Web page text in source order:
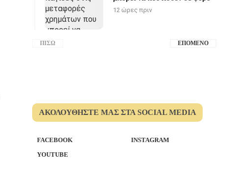
12 ώρες πριν
ΠΊΣΩ ΕΠΌΜΕΝΟ
ΑΚΟΛΟΥΘΉΣΤΕ ΜΑΣ ΣΤΑ SOCIAL MEDIA
FACEBOOK
INSTAGRAM
YOUTUBE